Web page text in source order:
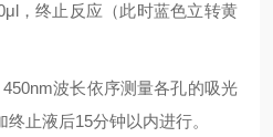
，终止反应（此时蓝色立转黄
波长依序测量各孔的吸光
止液后15分钟以内进行。